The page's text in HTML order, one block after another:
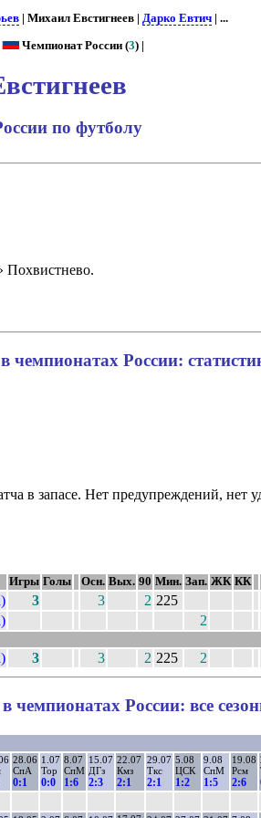
| Михаил Евстигнеев |Дарко Евтич | ...
Чемпионат России (3) |
по футболу
чемпионатах России:
в запасе. Нет предупреждений, нет
Игры Голы Осн. Вых. 90 Мин. Зап. ЖК КК
3 3 2 225
2
3 3 2 225 2
чемпионатах России: все
28.06
СпА
0:1
1.07
Тор
0:0
8.07
СпМ
1:6
15.07
ДГз
2:3
22.07
Кмз
2:1
29.07
Ткс
2:1
5.08
ЦСК
1:2
9.08
СпМ
1:5
19.08
Рсм
2:6